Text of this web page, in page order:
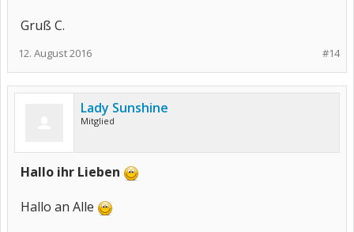
Gruß C.
#14
12. August 2016
Lady Sunshine
Mitglied
Hallo ihr Lieben
Hallo an Alle